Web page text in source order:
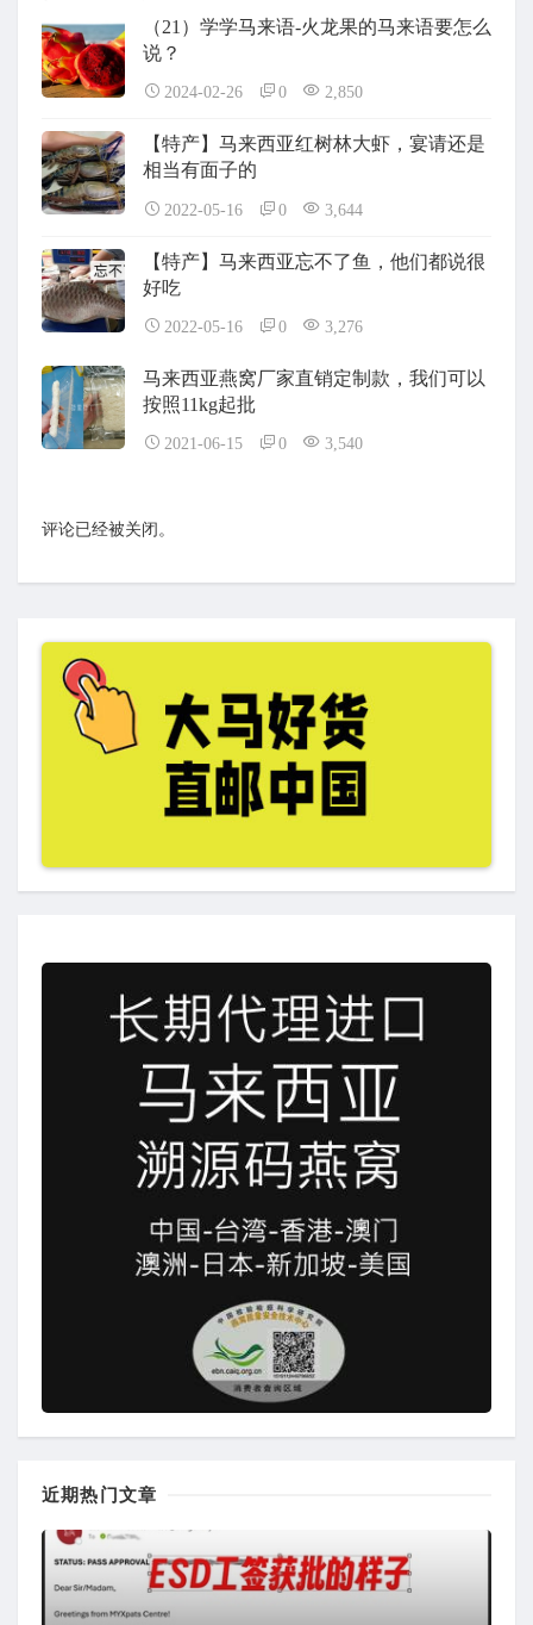
（21）学学马来语-火龙果的马来语要怎么
说？
2024-02-26 0 2,850
【特产】马来西亚红树林大虾，宴请还是
相当有面子的
2022-05-16 0 3,644
【特产】马来西亚忘不了鱼，他们都说很
好吃
2022-05-16 0 3,276
马来西亚燕窝厂家直销定制款，我们可以
按照11kg起批
2021-06-15 0 3,540
评论已经被关闭。
近期热门文章